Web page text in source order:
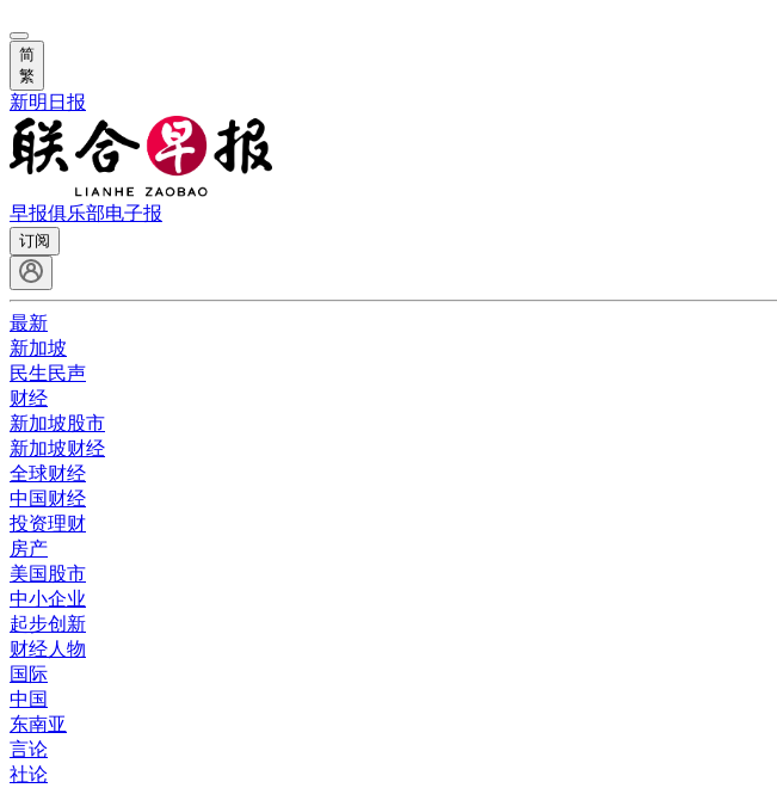
简
繁
新明日报
早报俱乐部电子报
订阅
最新
新加坡
民生民声
财经
新加坡股市
新加坡财经
全球财经
中国财经
投资理财
房产
美国股市
中小企业
起步创新
财经人物
国际
中国
东南亚
言论
社论